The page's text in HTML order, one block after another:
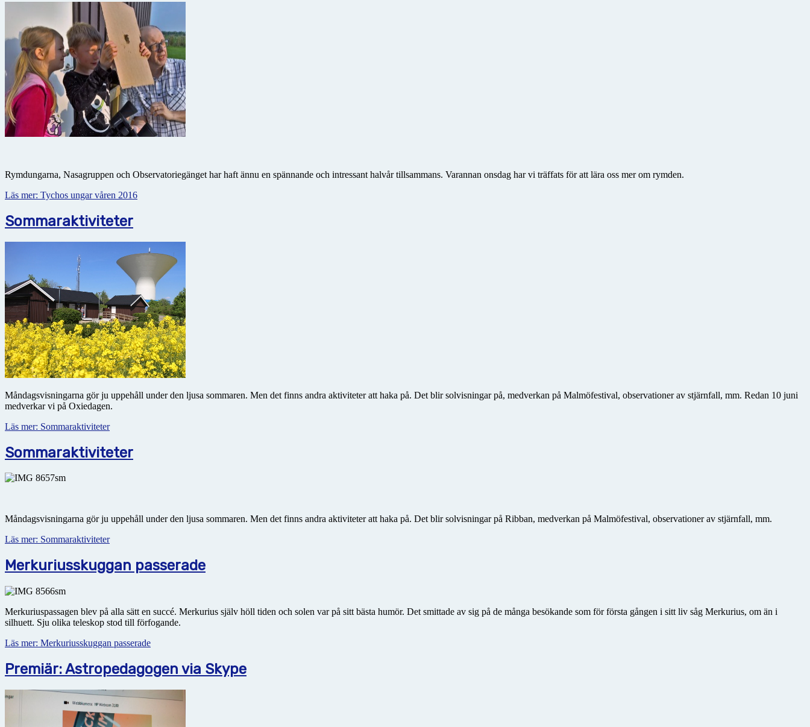
Rymdungarna, Nasagruppen och Observatoriegänget har haft ännu en spännande och intressant halvår tillsammans. Varannan onsdag har vi träffats för att lära oss mer om rymden.
Läs mer: Tychos ungar våren 2016
Sommaraktiviteter
Måndagsvisningarna gör ju uppehåll under den ljusa sommaren. Men det finns andra aktiviteter att haka på. Det blir solvisningar på, medverkan på Malmöfestival, observationer av stjärnfall, mm. Redan 10 juni
medverkar vi på Oxiedagen.
Läs mer: Sommaraktiviteter
Sommaraktiviteter
Måndagsvisningarna gör ju uppehåll under den ljusa sommaren. Men det finns andra aktiviteter att haka på. Det blir solvisningar på Ribban, medverkan på Malmöfestival, observationer av stjärnfall, mm.
Läs mer: Sommaraktiviteter
Merkuriusskuggan passerade
Merkuriuspassagen blev på alla sätt en succé. Merkurius själv höll tiden och solen var på sitt bästa humör. Det smittade av sig på de många besökande som för första gången i sitt liv såg Merkurius, om än i
silhuett. Sju olika teleskop stod till förfogande.
Läs mer: Merkuriusskuggan passerade
Premiär: Astropedagogen via Skype